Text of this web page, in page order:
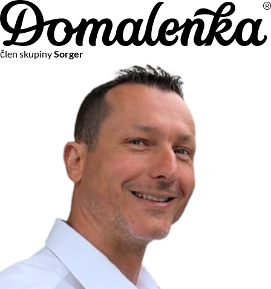
člen skupinySorger
Na vašom súkromí nám záleží
Chceme vám neustále poskytovať tie najlepšie služby.
Vzhľadom k platnej legislatíve od vás ale potrebujeme súhlas
s používaním súborov cookies.
Viac o personalizácii a meraní
Aby sme vedeli, čo sa deje na webových stránkach a aby sme
vám mohli prispôsobiť ponuky na mieru či reklamu,
používame cookies a taktiežslužby spoločnosti Google
Čo sú cookies?
Cookies sú malé textové súbory, ktoré môžu byť používané
webovými stránkami, aby zefektívnili používateľský zážitok.
Vďaka cookies vám môžeme ponúkať služby podľa toho, čo
naozaj hľadáte a chcete nájsť.
Kedykoľvek sa môžete slobodne rozhodnúť, ktoré typy
používania cookies chcete umožniť.
Zákon uvádza, že môžeme ukladať cookies na vašom
zariadení, pokiaľ sú nevyhnutne nutné pre prevádzku tejto